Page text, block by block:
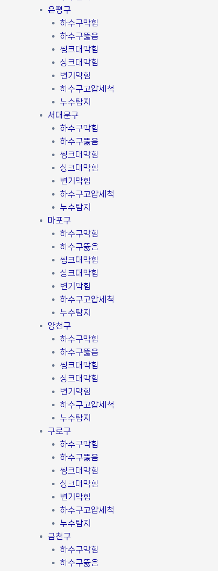
은평구
하수구막힘
하수구뚫음
씽크대막힘
싱크대막힘
변기막힘
하수구고압세척
누수탐지
서대문구
하수구막힘
하수구뚫음
씽크대막힘
싱크대막힘
변기막힘
하수구고압세척
누수탐지
마포구
하수구막힘
하수구뚫음
씽크대막힘
싱크대막힘
변기막힘
하수구고압세척
누수탐지
양천구
하수구막힘
하수구뚫음
씽크대막힘
싱크대막힘
변기막힘
하수구고압세척
누수탐지
구로구
하수구막힘
하수구뚫음
씽크대막힘
싱크대막힘
변기막힘
하수구고압세척
누수탐지
금천구
하수구막힘
하수구뚫음